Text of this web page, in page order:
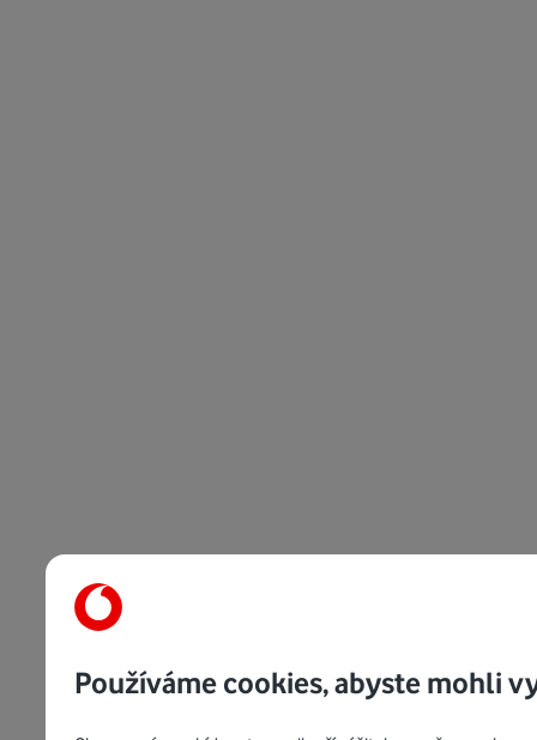
Používáme cookies, abyste mohli